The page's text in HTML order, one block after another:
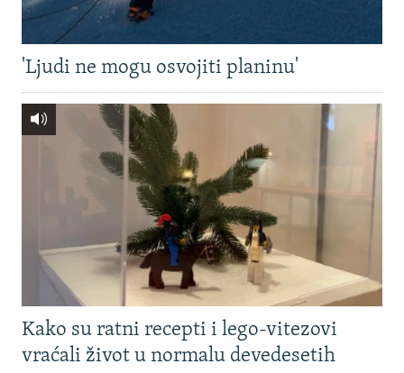
'Ljudi ne mogu osvojiti planinu'
Kako su ratni recepti i lego-vitezovi
vraćali život u normalu devedesetih